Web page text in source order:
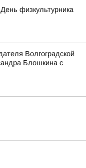
физкультурника
Волгоградской
Блошкина с